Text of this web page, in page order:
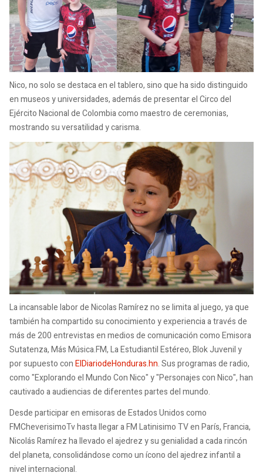
Nico, no solo se destaca en el tablero, sino que ha sido distinguido
en museos y universidades, además de presentar el Circo del
Ejército Nacional de Colombia como maestro de ceremonias,
mostrando su versatilidad y carisma.
La incansable labor de Nicolas Ramírez no se limita al juego, ya que
también ha compartido su conocimiento y experiencia a través de
más de 200 entrevistas en medios de comunicación como Emisora
Sutatenza, Más Música.FM, La Estudiantil Estéreo, Blok Juvenil y
por supuesto conElDiariodeHonduras.hn. Sus programas de radio,
como "Explorando el Mundo Con Nico" y "Personajes con Nico", han
cautivado a audiencias de diferentes partes del mundo.
Desde participar en emisoras de Estados Unidos como
FMCheverisimoTv hasta llegar a FM Latinisimo TV en París, Francia,
Nicolás Ramírez ha llevado el ajedrez y su genialidad a cada rincón
del planeta, consolidándose como un ícono del ajedrez infantil a
nivel internacional.